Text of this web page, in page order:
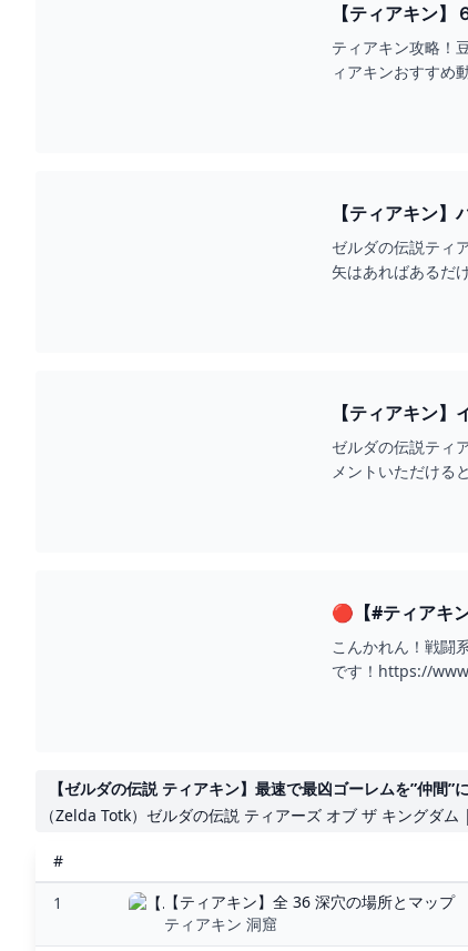
【ティアキン
ティアキン攻略！
ィアキンおすす
【ティアキン
YOUTUBE
ゼルダの伝説ティ
矢はあればあるだ
【ティアキン
ゼルダの伝説ティ
メントいただける
🔴【#ティアキ
こんかれん！戦闘
【ゼルダの伝説 ティアキン】最速で最凶ゴーレムを”仲
（Zelda Totk）ゼルダの伝説 ティアーズ オブ ザ キングダ
#
1
【ティアキン】全 36 深穴の場所とマップ
ティアキン 洞窟